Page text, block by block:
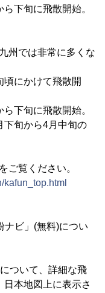
下旬に飛散開始。
州では非常に多くな
にかけて飛散開
下旬に飛散開始。
から4月中旬の
ご覧ください。
kafun_top.html
ナビ」(無料)につい
ついて、詳細な飛
本地図上に表示さ